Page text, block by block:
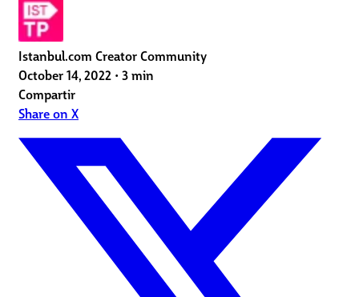
Istanbul.com Creator Community
October 14, 2022 • 3 min
Compartir
Share on X